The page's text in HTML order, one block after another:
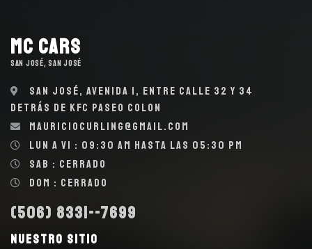
MC Cars
SAN JOSÉ, SAN JOSÉ
San José, Avenida 1, entre calle 32 y 34
detrás de KFC Paseo Colon
mauriciocurling@gmail.com
Lun a Vi : 09:30 AM hasta las 05:30 PM
Sab : Cerrado
Dom : Cerrado
(506) 8331--7699
Nuestro sitio